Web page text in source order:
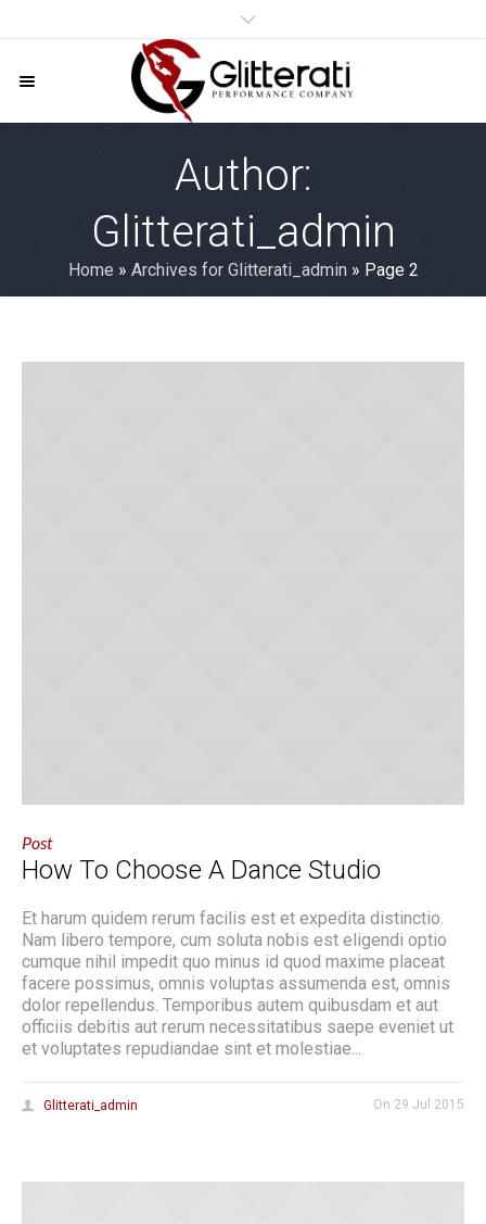
Author:
Glitterati_admin
Home » Archives for Glitterati_admin » Page 2
Post
How To Choose A Dance Studio
Et harum quidem rerum facilis est et expedita distinctio.
Nam libero tempore, cum soluta nobis est eligendi optio
cumque nihil impedit quo minus id quod maxime placeat
facere possimus, omnis voluptas assumenda est, omnis
dolor repellendus. Temporibus autem quibusdam et aut
officiis debitis aut rerum necessitatibus saepe eveniet ut
et voluptates repudiandae sint et molestiae...
On 29 Jul 2015
Glitterati_admin